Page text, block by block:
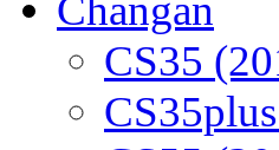
CS35